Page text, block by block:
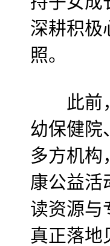
深耕积极
照。
此前，
幼保健院
多方机构
康公益活
读资源与
真正落地